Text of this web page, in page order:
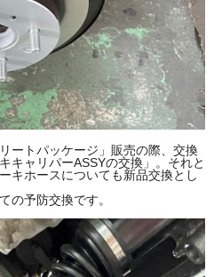
ートパッケージ」販売の際、交換
キャリパーASSYの交換」。それと
キホースについても新品交換とし
の予防交換です。